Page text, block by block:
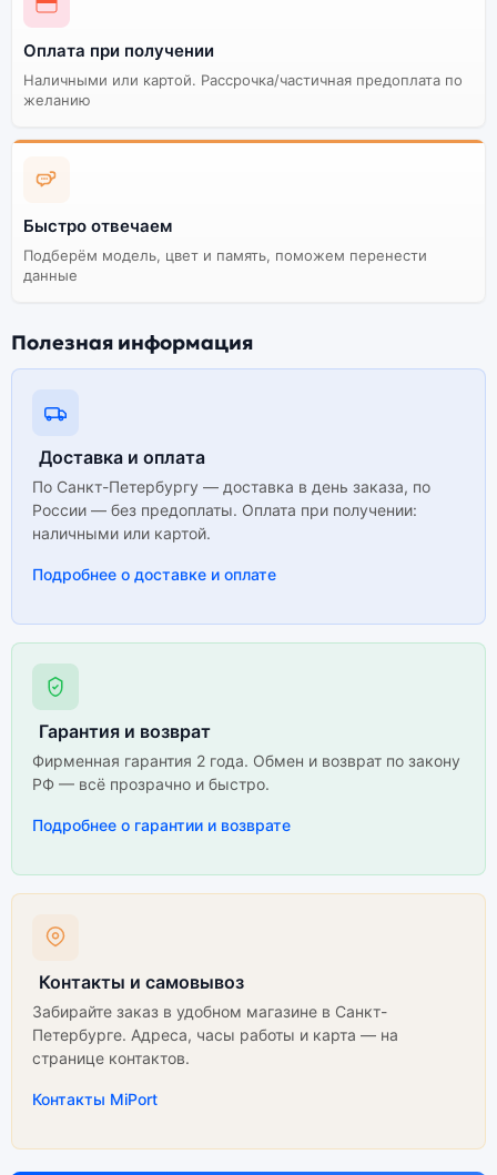
Оплата при получении
Наличными или картой. Рассрочка/частичная предоплата по
желанию
Быстро отвечаем
Подберём модель, цвет и память, поможем перенести
данные
Полезная информация
Доставка и оплата
По Санкт-Петербургу — доставка в день заказа, по
России — без предоплаты. Оплата при получении:
наличными или картой.
Подробнее о доставке и оплате
Гарантия и возврат
Фирменная гарантия 2 года. Обмен и возврат по закону
РФ — всё прозрачно и быстро.
Подробнее о гарантии и возврате
Контакты и самовывоз
Забирайте заказ в удобном магазине в Санкт-
Петербурге. Адреса, часы работы и карта — на
странице контактов.
Контакты MiPort